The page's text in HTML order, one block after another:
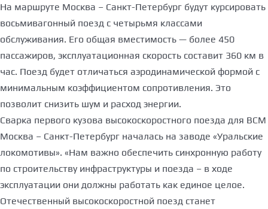
На маршруте Москва – Санкт-Петербург будут курсировать
восьмивагонный поезд с четырьмя классами
обслуживания. Его общая вместимость — более 450
пассажиров, эксплуатационная скорость составит 360 км в
час. Поезд будет отличаться аэродинамической формой с
минимальным коэффициентом сопротивления. Это
позволит снизить шум и расход энергии.
Сварка первого кузова высокоскоростного поезда для ВСМ
Москва – Санкт-Петербург началась на заводе «Уральские
локомотивы». «Нам важно обеспечить синхронную работу
по строительству инфраструктуры и поезда – в ходе
эксплуатации они должны работать как единое целое.
Отечественный высокоскоростной поезд станет